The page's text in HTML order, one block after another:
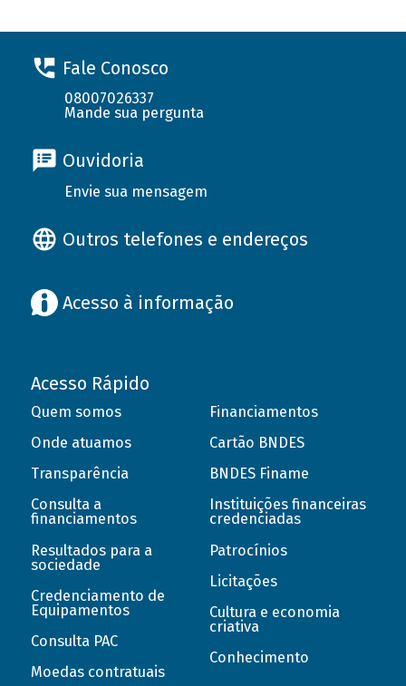
Fale Conosco
08007026337
Mande sua pergunta
Ouvidoria
Envie sua mensagem
Outros telefones e endereços
Acesso à informação
Acesso Rápido
Quem somos
Onde atuamos
Transparência
Consulta a
financiamentos
Resultados para a
sociedade
Credenciamento de
Equipamentos
Consulta PAC
Moedas contratuais
Financiamentos
Cartão BNDES
BNDES Finame
Instituições financeiras
credenciadas
Patrocínios
Licitações
Cultura e economia
criativa
Conhecimento